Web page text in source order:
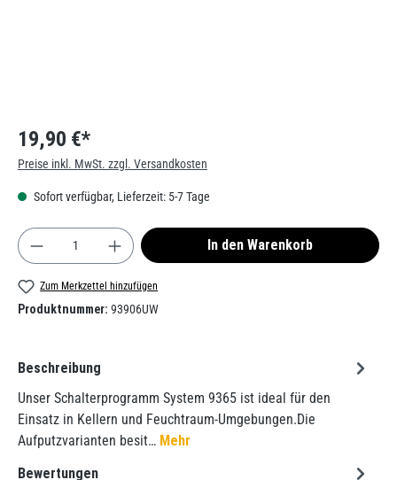
19,90 €*
Preise inkl. MwSt. zzgl. Versandkosten
Sofort verfügbar, Lieferzeit: 5-7 Tage
Produkt Anzahl: Gib den gewünschten Wert ein
In den Warenkorb
Zum Merkzettel hinzufügen
Produktnummer: 93906UW
Beschreibung
Unser Schalterprogramm System 9365 ist ideal für den
Einsatz in Kellern und Feuchtraum-Umgebungen.Die
Aufputzvarianten besit… Mehr
Bewertungen